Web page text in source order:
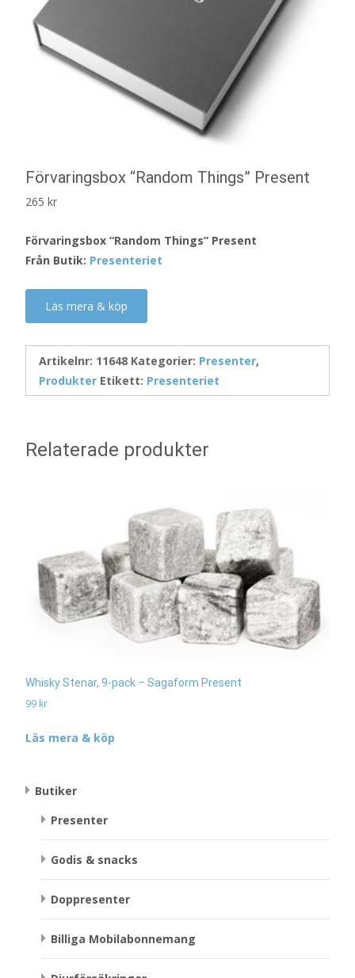
Förvaringsbox “Random Things” Present
265 kr
Förvaringsbox “Random Things” Present
Från Butik: Presenteriet
Läs mera & köp
Artikelnr: 11648 Kategorier: Presenter,
Produkter Etikett: Presenteriet
Relaterade produkter
Whisky Stenar, 9-pack – Sagaform Present
99 kr
Läs mera & köp
Butiker
Presenter
Godis & snacks
Doppresenter
Billiga Mobilabonnemang